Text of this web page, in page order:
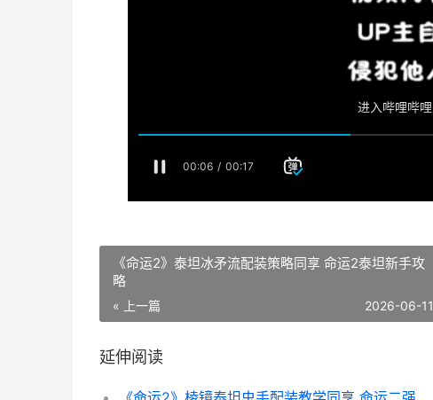
《命运2》泰坦冰矛流配装策略同享 命运2泰坦新手攻
略
« 上一篇 2026-06-11
延伸阅读